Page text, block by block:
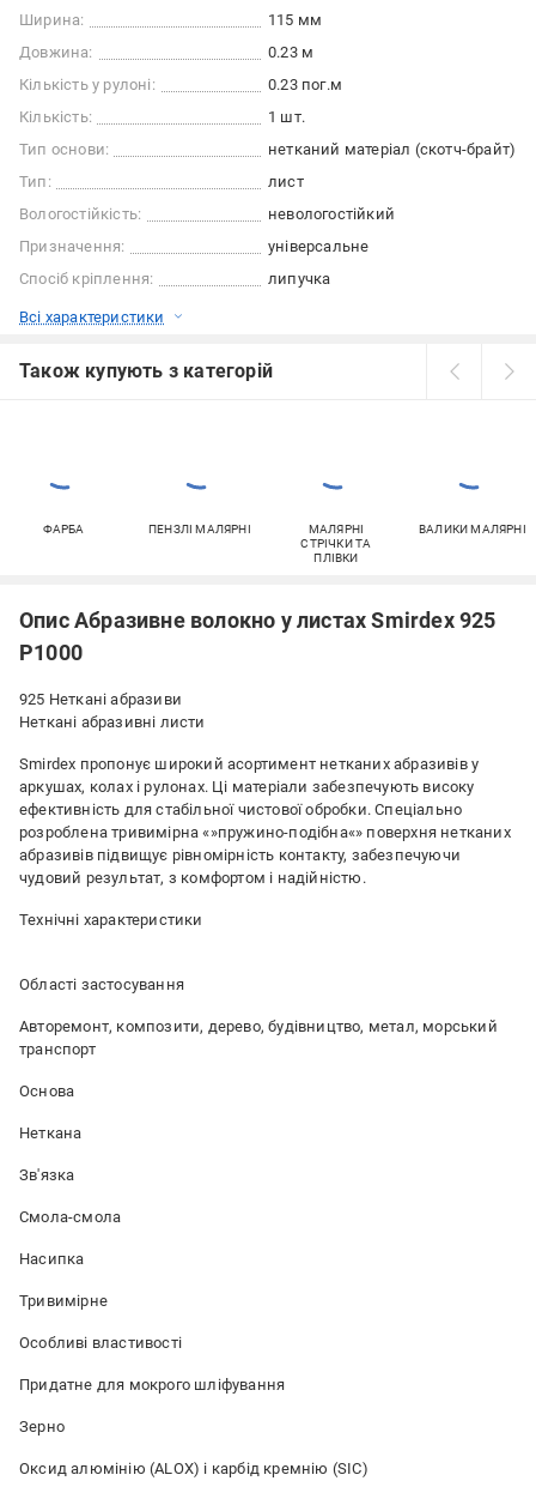
Ширина:
115 мм
Довжина:
0.23 м
Кількість у рулоні:
0.23 пог.м
Кількість:
1 шт.
Тип основи:
нетканий матеріал (скотч-брайт)
Тип:
лист
Вологостійкість:
невологостійкий
Призначення:
універсальне
Спосіб кріплення:
липучка
Всі характеристики
Також купують з категорій
ФАРБА ПЕНЗЛІ МАЛЯРНІ
МАЛЯРНІ
СТРІЧКИ ТА
ПЛІВКИ
ВАЛИКИ МАЛЯРНІ
Опис Абразивне волокно у листах Smirdex 925
P1000
925 Неткані абразиви
Неткані абразивні листи
Smirdex пропонує широкий асортимент нетканих абразивів у
аркушах, колах і рулонах. Ці матеріали забезпечують високу
ефективність для стабільної чистової обробки. Спеціально
розроблена тривимірна «»пружино-подібна«» поверхня нетканих
абразивів підвищує рівномірність контакту, забезпечуючи
чудовий результат, з комфортом і надійністю.
Технічні характеристики
Області застосування
Авторемонт, композити, дерево, будівництво, метал, морський
транспорт
Основа
Неткана
Зв'язка
Смола-смола
Насипка
Тривимірне
Особливі властивості
Придатне для мокрого шліфування
Зерно
Оксид алюмінію (ALOX) і карбід кремнію (SIC)